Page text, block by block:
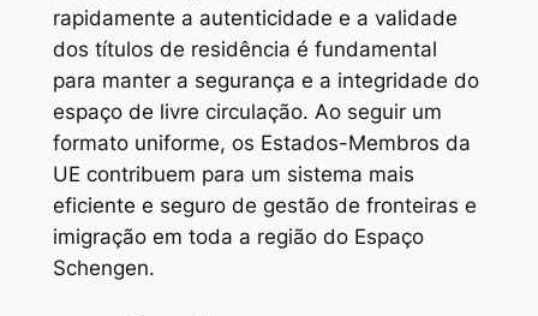
rapidamente a autenticidade e a validade
dos títulos de residência é fundamental
para manter a segurança e a integridade do
espaço de livre circulação. Ao seguir um
formato uniforme, os Estados-Membros da
UE contribuem para um sistema mais
eficiente e seguro de gestão de fronteiras e
imigração em toda a região do Espaço
Schengen.